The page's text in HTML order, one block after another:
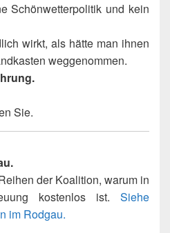
Schönwetterpolitik und kein
wirkt, als hätte man ihnen
weggenommen.
Sie.
der Koalition, warum in
kostenlos ist. Siehe
im Rodgau.